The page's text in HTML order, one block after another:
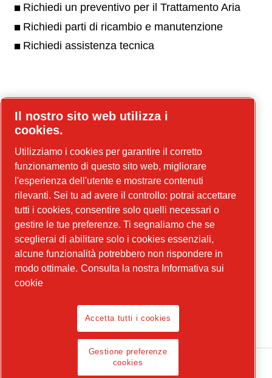
Richiedi un preventivo per il Trattamento Aria
Richiedi parti di ricambio e manutenzione
Richiedi assistenza tecnica
Contattaci per maggiori informazioni sulla
nostra gamma di utensili!
tools.cp.com
Contattaci per maggiori informazioni sulle
nostre attrezzature per le costruzioni e
sull'energia portatile
power-technique.cp.it
Facebook
Il nostro sito web utilizza i
cookies.
Utilizziamo i cookies per garantire il corretto
funzionamento di questo sito web, migliorare
l'esperienza dell'utente e mostrare contenuti
rilevanti. Sei tu ad avere il controllo: potrai accettare
tutti i cookies, consentire solo quelli necessari o
gestire le tue preferenze. Ti segnaliamo che se
sceglierai di abilitare solo i cookies essenziali,
alcune funzionalità potrebbero non rispondere in
modo ottimale. Consulta la nostra Informativa sui
cookie
Accetta tutti i cookies
Gestione preferenze
cookies